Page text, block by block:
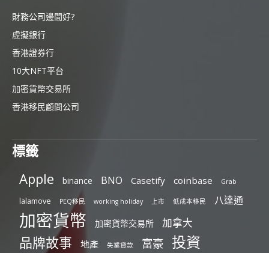
財務公司邊間好?
虛擬銀行
香港證券行
10大NFT平台
加密貨幣交易所
香港移民顧問公司
標籤
Apple binance BNO Casetify coinbase Grab
lalamove PEQ移民 working holiday 上市 低成本移民 八達通
加密貨幣 加密貨幣交易所 加拿大
品牌故事 地產 失業貸款 富豪 投資